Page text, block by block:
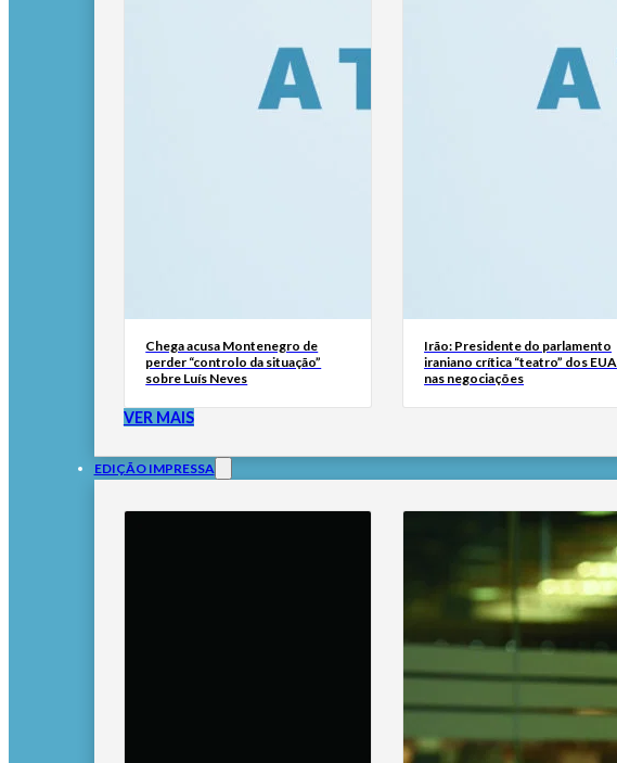
Chega acusa Montenegro de
perder “controlo da situação”
sobre Luís Neves
Irão: Presidente do parlamento
iraniano crítica “teatro” dos EUA
nas negociações
VER MAIS
EDIÇÃO IMPRESSA